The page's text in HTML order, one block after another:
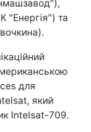
"Енергія") та
для
який
Іntelsat-709.